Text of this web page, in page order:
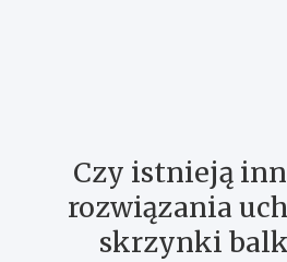
Czy istnieją
rozwiązania
skrzynki